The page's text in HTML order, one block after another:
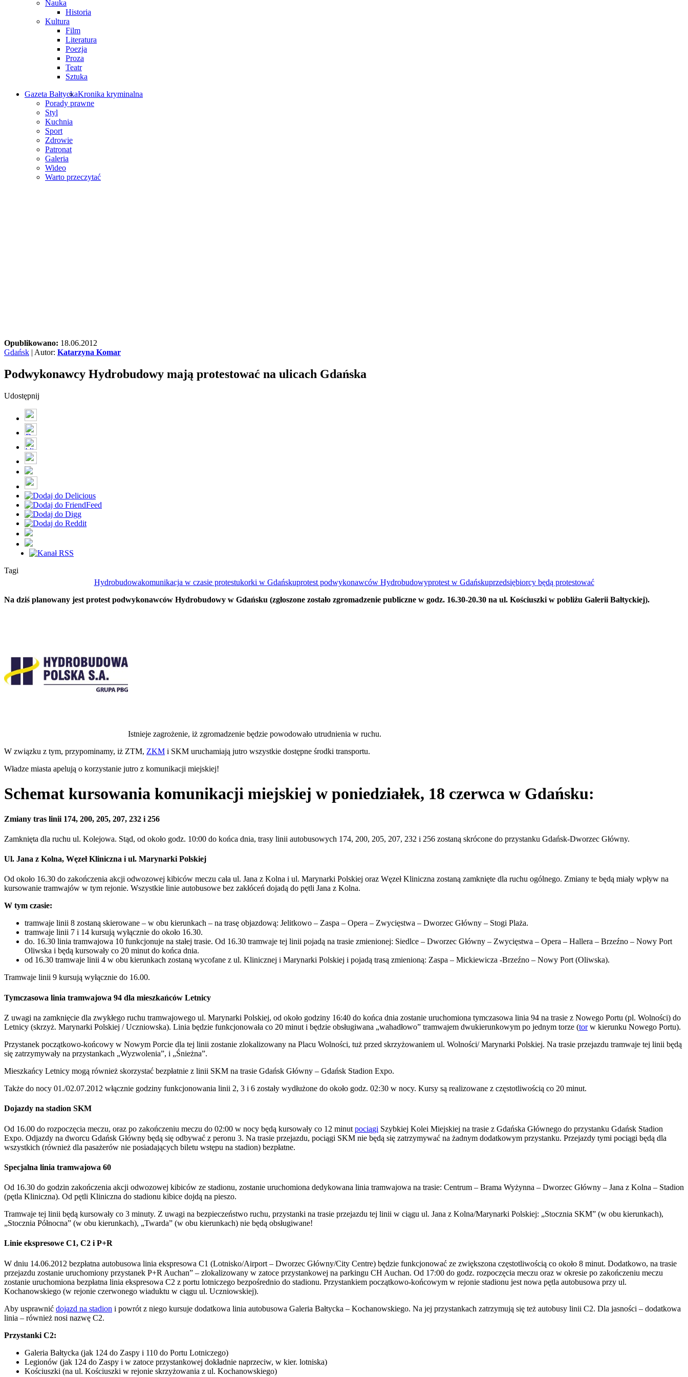
Nauka
Historia
Kultura
Film
Literatura
Poezja
Proza
Teatr
Sztuka
Gazeta BałtyckaKronika kryminalna
Porady prawne
Styl
Kuchnia
Sport
Zdrowie
Patronat
Galeria
Wideo
Warto przeczytać
Opublikowano: 18.06.2012
Gdańsk | Autor: Katarzyna Komar
Podwykonawcy Hydrobudowy mają protestować na ulicach Gdańska
Udostępnij
Tagi
Hydrobudowakomunikacja w czasie protestukorki w Gdańskuprotest podwykonawców Hydrobudowyprotest w Gdańskuprzedsiębiorcy będą protestować
Na dziś planowany jest protest podwykonawców Hydrobudowy w Gdańsku (zgłoszone zostało zgromadzenie publiczne w godz. 16.30-20.30 na ul. Kościuszki w pobliżu Galerii Bałtyckiej).
Istnieje zagrożenie, iż zgromadzenie będzie powodowało utrudnienia w ruchu.
W związku z tym, przypominamy, iż ZTM, ZKM i SKM uruchamiają jutro wszystkie dostępne środki transportu.
Władze miasta apelują o korzystanie jutro z komunikacji miejskiej!
Schemat kursowania komunikacji miejskiej w poniedziałek, 18 czerwca w Gdańsku:
Zmiany tras linii 174, 200, 205, 207, 232 i 256
Zamknięta dla ruchu ul. Kolejowa. Stąd, od około godz. 10:00 do końca dnia, trasy linii autobusowych 174, 200, 205, 207, 232 i 256 zostaną skrócone do przystanku Gdańsk-Dworzec Główny.
Ul. Jana z Kolna, Węzeł Kliniczna i ul. Marynarki Polskiej
Od około 16.30 do zakończenia akcji odwozowej kibiców meczu cała ul. Jana z Kolna i ul. Marynarki Polskiej oraz Węzeł Kliniczna zostaną zamknięte dla ruchu ogólnego. Zmiany te będą miały wpływ na
kursowanie tramwajów w tym rejonie. Wszystkie linie autobusowe bez zakłóceń dojadą do pętli Jana z Kolna.
W tym czasie:
tramwaje linii 8 zostaną skierowane – w obu kierunkach – na trasę objazdową: Jelitkowo – Zaspa – Opera – Zwycięstwa – Dworzec Główny – Stogi Plaża.
tramwaje linii 7 i 14 kursują wyłącznie do około 16.30.
do. 16.30 linia tramwajowa 10 funkcjonuje na stałej trasie. Od 16.30 tramwaje tej linii pojadą na trasie zmienionej: Siedlce – Dworzec Główny – Zwycięstwa – Opera – Hallera – Brzeźno – Nowy Port
Oliwska i będą kursowały co 20 minut do końca dnia.
od 16.30 tramwaje linii 4 w obu kierunkach zostaną wycofane z ul. Klinicznej i Marynarki Polskiej i pojadą trasą zmienioną: Zaspa – Mickiewicza -Brzeźno – Nowy Port (Oliwska).
Tramwaje linii 9 kursują wyłącznie do 16.00.
Tymczasowa linia tramwajowa 94 dla mieszkańców Letnicy
Z uwagi na zamknięcie dla zwykłego ruchu tramwajowego ul. Marynarki Polskiej, od około godziny 16:40 do końca dnia zostanie uruchomiona tymczasowa linia 94 na trasie z Nowego Portu (pl. Wolności) do
Letnicy (skrzyż. Marynarki Polskiej / Uczniowska). Linia będzie funkcjonowała co 20 minut i będzie obsługiwana „wahadłowo” tramwajem dwukierunkowym po jednym torze (torw kierunku Nowego Portu).
Przystanek początkowo-końcowy w Nowym Porcie dla tej linii zostanie zlokalizowany na Placu Wolności, tuż przed skrzyżowaniem ul. Wolności/ Marynarki Polskiej. Na trasie przejazdu tramwaje tej linii będą
się zatrzymywały na przystankach „Wyzwolenia”, i „Śnieżna”.
Mieszkańcy Letnicy mogą również skorzystać bezpłatnie z linii SKM na trasie Gdańsk Główny – Gdańsk Stadion Expo.
Także do nocy 01./02.07.2012 włącznie godziny funkcjonowania linii 2, 3 i 6 zostały wydłużone do około godz. 02:30 w nocy. Kursy są realizowane z częstotliwością co 20 minut.
Dojazdy na stadion SKM
Od 16.00 do rozpoczęcia meczu, oraz po zakończeniu meczu do 02:00 w nocy będą kursowały co 12 minut pociągi Szybkiej Kolei Miejskiej na trasie z Gdańska Głównego do przystanku Gdańsk Stadion
Expo. Odjazdy na dworcu Gdańsk Główny będą się odbywać z peronu 3. Na trasie przejazdu, pociągi SKM nie będą się zatrzymywać na żadnym dodatkowym przystanku. Przejazdy tymi pociągi będą dla
wszystkich (również dla pasażerów nie posiadających biletu wstępu na stadion) bezpłatne.
Specjalna linia tramwajowa 60
Od 16.30 do godzin zakończenia akcji odwozowej kibiców ze stadionu, zostanie uruchomiona dedykowana linia tramwajowa na trasie: Centrum – Brama Wyżynna – Dworzec Główny – Jana z Kolna – Stadion
(pętla Kliniczna). Od pętli Kliniczna do stadionu kibice dojdą na pieszo.
Tramwaje tej linii będą kursowały co 3 minuty. Z uwagi na bezpieczeństwo ruchu, przystanki na trasie przejazdu tej linii w ciągu ul. Jana z Kolna/Marynarki Polskiej: „Stocznia SKM” (w obu kierunkach),
„Stocznia Północna” (w obu kierunkach), „Twarda” (w obu kierunkach) nie będą obsługiwane!
Linie ekspresowe C1, C2 i P+R
W dniu 14.06.2012 bezpłatna autobusowa linia ekspresowa C1 (Lotnisko/Airport – Dworzec Główny/City Centre) będzie funkcjonować ze zwiększona częstotliwością co około 8 minut. Dodatkowo, na trasie
przejazdu zostanie uruchomiony przystanek P+R Auchan” – zlokalizowany w zatoce przystankowej na parkingu CH Auchan. Od 17:00 do godz. rozpoczęcia meczu oraz w okresie po zakończeniu meczu
zostanie uruchomiona bezpłatna linia ekspresowa C2 z portu lotniczego bezpośrednio do stadionu. Przystankiem początkowo-końcowym w rejonie stadionu jest nowa pętla autobusowa przy ul.
Kochanowskiego (w rejonie czerwonego wiaduktu w ciągu ul. Uczniowskiej).
Aby usprawnić dojazd na stadion i powrót z niego kursuje dodatkowa linia autobusowa Galeria Bałtycka – Kochanowskiego. Na jej przystankach zatrzymują się też autobusy linii C2. Dla jasności – dodatkowa
linia – również nosi nazwę C2.
Przystanki C2:
Galeria Bałtycka (jak 124 do Zaspy i 110 do Portu Lotniczego)
Legionów (jak 124 do Zaspy i w zatoce przystankowej dokładnie naprzeciw, w kier. lotniska)
Kościuszki (na ul. Kościuszki w rejonie skrzyżowania z ul. Kochanowskiego)